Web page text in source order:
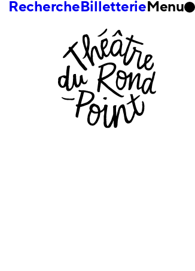
RechercheBilletterieMenu